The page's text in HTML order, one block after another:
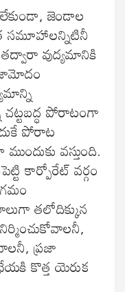
జెండాల
సమూహాలన్నిటినీ
వుద్యమానికి
పోరాటంగా
పోరాట
వస్తుంది.
కార్పోరేట్ వర్గం
తలోదిక్కున
ప్రజా
కొత్త యెరుక